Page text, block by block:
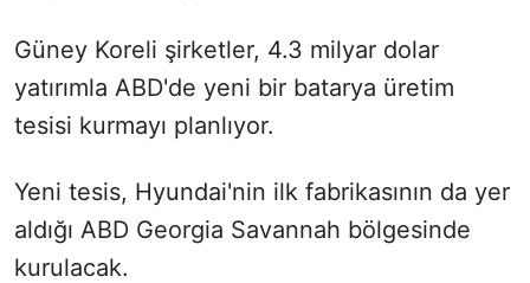
Güney Koreli şirketler, 4.3 milyar dolar
yatırımla ABD'de yeni bir batarya üretim
tesisi kurmayı planlıyor.
Yeni tesis, Hyundai'nin ilk fabrikasının da yer
aldığı ABD Georgia Savannah bölgesinde
kurulacak.